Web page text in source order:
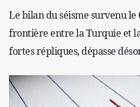
Le bilan du séisme survenu
frontière entre la Turquie et
fortes répliques, dépasse